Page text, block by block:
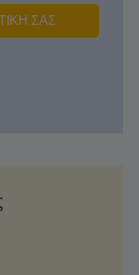
ΣΑΣ